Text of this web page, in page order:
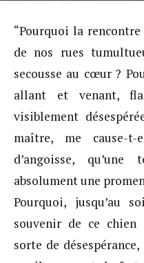
“Pourquoi la
de nos rues
secousse au cœur ?
allant et venant,
visiblement
maître, me cause-
d’angoisse,
absolument une
Pourquoi, jusqu’au
souvenir de ce chien
sorte de